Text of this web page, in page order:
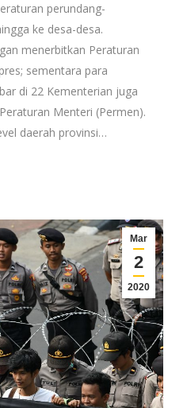
perundang-
ke desa-desa.
menerbitkan Peraturan
sementara para
di 22 Kementerian juga
Menteri (Permen).
daerah provinsi…
Mar
2
2020